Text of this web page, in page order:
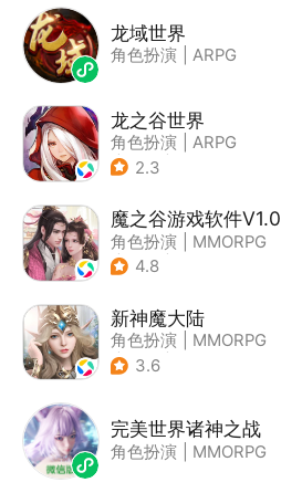
龙域世界
角色扮演 ARPG
龙之谷世界
角色扮演
ARPG
| 奇幻
2.3
魔之谷游戏软件V1.0
角色扮演
MMORPG
| 仙侠
4.8
新神魔大陆
角色扮演
MMORPG
| 奇幻
3.6
完美世界诸神之战
角色扮演 MMORPG